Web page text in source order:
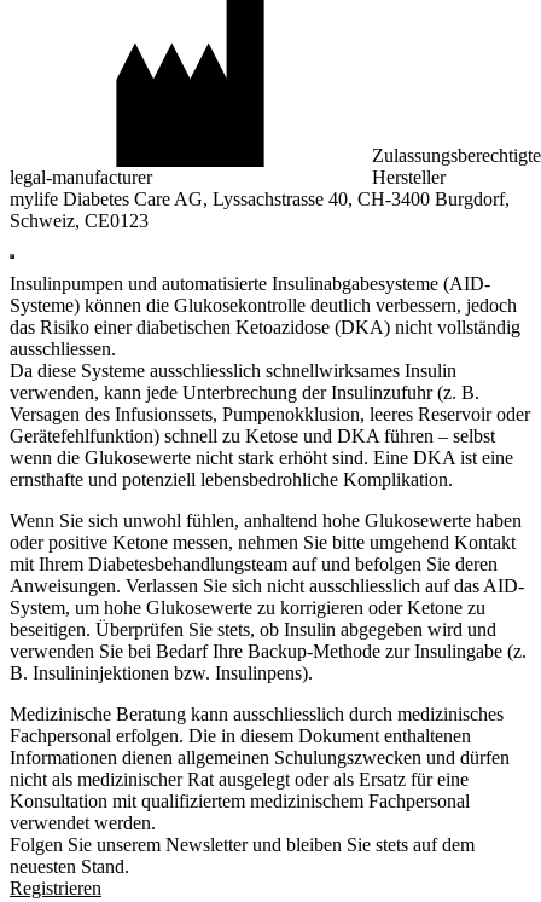
legal-manufacturer
Hersteller
mylife Diabetes Care AG, Lyssachstrasse 40, CH-3400 Burgdorf,
Schweiz, CE0123
Insulinpumpen und automatisierte Insulinabgabesysteme (AID-
Systeme) können die Glukosekontrolle deutlich verbessern, jedoch
das Risiko einer diabetischen Ketoazidose (DKA) nicht vollständig
ausschliessen.
Da diese Systeme ausschliesslich schnellwirksames Insulin
verwenden, kann jede Unterbrechung der Insulinzufuhr (z. B.
Versagen des Infusionssets, Pumpenokklusion, leeres Reservoir oder
Gerätefehlfunktion) schnell zu Ketose und DKA führen – selbst
wenn die Glukosewerte nicht stark erhöht sind. Eine DKA ist eine
ernsthafte und potenziell lebensbedrohliche Komplikation.
Wenn Sie sich unwohl fühlen, anhaltend hohe Glukosewerte haben
oder positive Ketone messen, nehmen Sie bitte umgehend Kontakt
mit Ihrem Diabetesbehandlungsteam auf und befolgen Sie deren
Anweisungen. Verlassen Sie sich nicht ausschliesslich auf das AID-
System, um hohe Glukosewerte zu korrigieren oder Ketone zu
beseitigen. Überprüfen Sie stets, ob Insulin abgegeben wird und
verwenden Sie bei Bedarf Ihre Backup-Methode zur Insulingabe (z.
B. Insulininjektionen bzw. Insulinpens).
Medizinische Beratung kann ausschliesslich durch medizinisches
Fachpersonal erfolgen. Die in diesem Dokument enthaltenen
Informationen dienen allgemeinen Schulungszwecken und dürfen
nicht als medizinischer Rat ausgelegt oder als Ersatz für eine
Konsultation mit qualifiziertem medizinischem Fachpersonal
verwendet werden.
Folgen Sie unserem Newsletter und bleiben Sie stets auf dem
neuesten Stand.
Registrieren